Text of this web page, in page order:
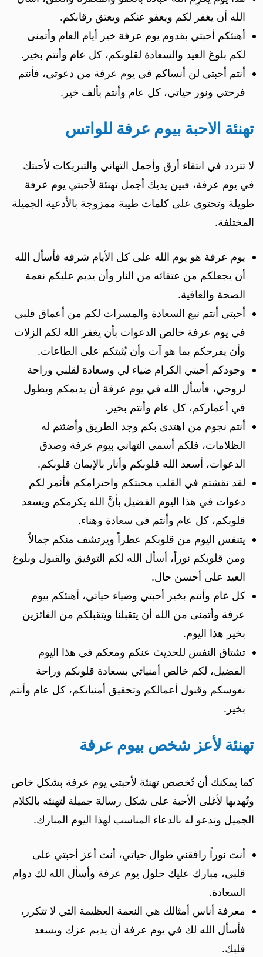
الله أن يغفر لكم ويعفو عنكم ويعتق رقابكم.
أهنئكم أحبتي بقدوم يوم عرفة خير أيام العام وأتمنى
لكم بلوغ العيد والسعادة لقلوبكم، كل عام وأنتم بخير.
أنتم أحبتي لن أنساكم في يوم عرفة من دعوتي، فأنتم
فرحتي ونور حياتي، كل عام وأنتم بألف خير.
تهنئة الاحبة بيوم عرفة للواتس
لا تتردد في انتقاء أرق وأجمل التهاني والتبريكات لأحبتك
في يوم عرفة، فبين يديك أجمل تهنئة لأحبتي يوم عرفة
طويلة وتحتوي على كلمات طيبة ممزوجة بالأدعية الجميلة
المختلفة.
يوم عرفة هو يوم الله على كل الأيام شرفه فأسأل الله
أن يجعلكم من عتقائه من النار وأن يديم عليكم نعمة
الصحة والعافية.
أحبتي أنتم نبع السعادة والمسرات لكم من أعماق قلبي
في يوم عرفة خالص الدعوات بأن يغفر الله لكم الزلات
وأن يفرحكم بما هو آت وأن يُثبتكم على الطاعات.
وجودكم أحبتي الكرام ضياء لي وسعادة لقلبي وراحة
لروحي، فأسأل الله في يوم عرفة أن يديمكم ويطول
في أعماركم، كل عام وأنتم بخير.
أنتم نجوم من اهتدى بكم وجد الطريق وأضئتم له
الظلامات، فلكم أسمى التهاني بيوم عرفة وصدق
الدعوات، أسعد الله قلوبكم وأنار بالإيمان قلوبكم.
لقد نقشتم في القلب محبتكم واحترامكم فأثمر لكم
دعوات في هذا اليوم الفضيل بأنَّ الله يكرمكم ويسعد
قلوبكم، كل عام وأنتم في سعادة وهناء.
يتنفس اليوم من قلوبكم عطراً ويرتشف منكم جمالاً
ومن قلوبكم نوراً، أسأل الله لكم التوفيق والقبول وبلوغ
العيد على أحسن حال.
كل عام وأنتم بخير أحبتي وضياء حياتي، أهنئكم بيوم
عرفة وأتمنى من الله أن يتقبلنا ويتقبلكم من الفائزين
بخير هذا اليوم.
تشتاق النفس للحديث عنكم ومعكم في هذا اليوم
الفضيل، لكم خالص أمنياتي بسعادة قلوبكم وراحة
نفوسكم وقبول أعمالكم وتحقيق أمنياتكم، كل عام وأنتم
بخير.
تهنئة لأعز شخص بيوم عرفة
كما يمكنك أن تُخصص تهنئة لأحبتي يوم عرفة بشكل خاص
وتُهديها لأغلى الأحبة على شكل رسالة جميلة لتهنئه بالكلام
الجميل وتدعو له بالدعاء المناسب لهذا اليوم المبارك.
أنت نوراً رافقني طوال حياتي، أنت أعز أحبتي على
قلبي، مبارك عليك حلول يوم عرفة وأسأل الله لك دوام
السعادة.
معرفة أناس أمثالك هي النعمة العظيمة التي لا تتكرر،
فأسأل الله لك في يوم عرفة أن يديم عزك ويسعد
قلبك.